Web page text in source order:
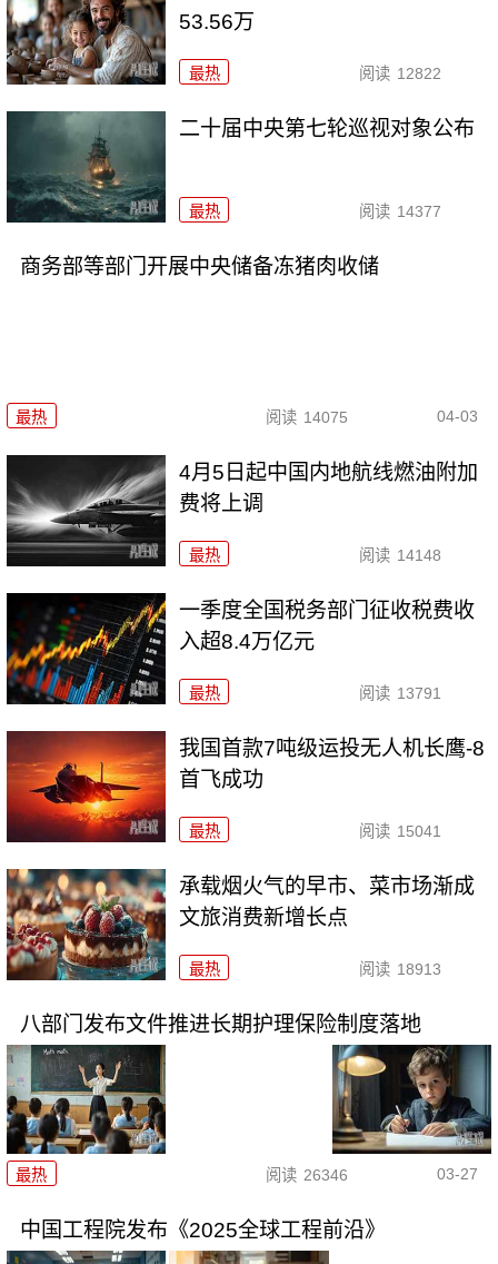
53.56万
最热 阅读 12822
二十届中央第七轮巡视对象公布
最热 阅读 14377
商务部等部门开展中央储备冻猪肉收储
最热 阅读 14075 04-03
4月5日起中国内地航线燃油附加
费将上调
最热 阅读 14148
一季度全国税务部门征收税费收
入超8.4万亿元
最热 阅读 13791
我国首款7吨级运投无人机长鹰-8
首飞成功
最热 阅读 15041
承载烟火气的早市、菜市场渐成
文旅消费新增长点
最热 阅读 18913
八部门发布文件推进长期护理保险制度落地
最热 阅读 26346 03-27
中国工程院发布《2025全球工程前沿》